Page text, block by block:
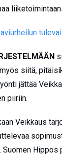
siitä,
jättää
piiriin.
Veikkaus
Suomen Hippos